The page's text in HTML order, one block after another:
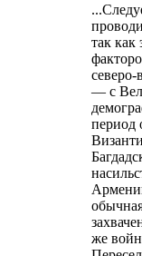
так
— с
период
же